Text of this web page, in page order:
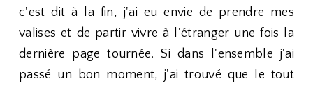
c'est dit à la fin, j'ai eu envie de prendre mes
valises et de partir vivre à l'étranger une fois la
dernière page tournée. Si dans l'ensemble j'ai
passé un bon moment, j'ai trouvé que le tout